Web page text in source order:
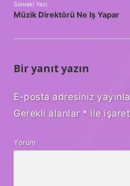
Sonraki Yazı
Müzik Direktörü Ne Iş Yapar
Bir yanıt yazın
E-posta adresiniz
Gerekli alanlar * ile
Yorum